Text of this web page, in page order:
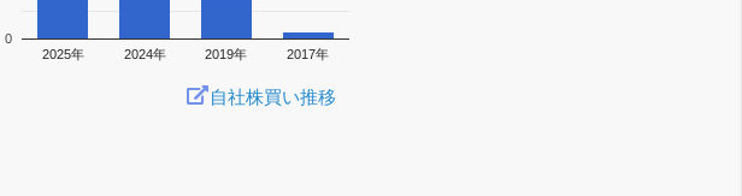
2025年 2024年 2019年 2017年
0
自社株買い推移